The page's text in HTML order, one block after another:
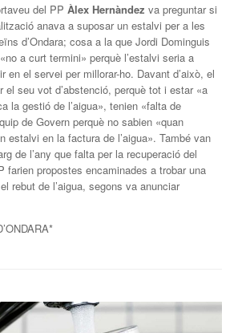
del PP Àlex Hernàndez va preguntar si
anava a suposar un estalvi per a les
d’Ondara; cosa a la que Jordi Dominguis
a curt termini» perquè l’estalvi seria a
en el servei per millorar-ho. Davant d’això, el
el seu vot d’abstenció, perquè tot i estar «a
la gestió de l’aigua», tenien «falta de
de Govern perquè no sabien «quan
estalvi en la factura de l’aigua». També van
de l’any que falta per la recuperació del
farien propostes encaminades a trobar una
rebut de l’aigua, segons va anunciar